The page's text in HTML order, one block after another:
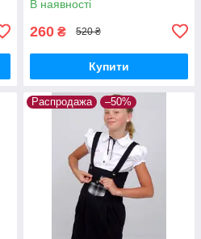
В наявності
260 ₴ 520 ₴
Купити
Распродажа –50%